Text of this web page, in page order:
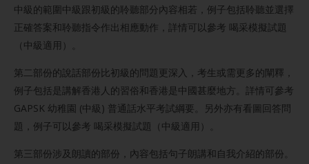
中級的範圍中級跟初級的聆聽部分內容相若，例子包括聆聽並選擇
正確答案和聆聽指令作出相應動作，詳情可以參考 喝采模擬試題
（中級適用）。
第二部份的說話部份比初級的問題更深入，考生或需更多的闡釋，
例子包括是講解香港人的習俗和香港是中國甚麼地方。詳情可參考
GAPSK 幼稚園 (中級) 普通話水平考試綱要。另外亦有看圖回答問
題，例子可以參考 喝采模擬試題（中級適用）。
第三部份涉及朗讀的部份，內容包括句子朗講和自我介紹的部份。